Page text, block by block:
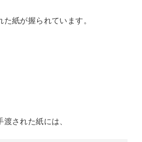
紙が握られています。
された紙には、